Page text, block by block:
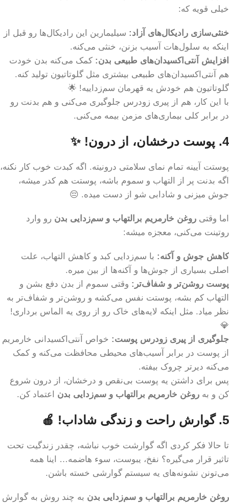
خیلی قویه که:
خنثی‌سازی رادیکال‌های آزاد: سیلیمارین این رادیکال‌ها رو قبل از
اینکه به سلول‌هات آسیب بزنن، خنثی می‌کنه.
افزایش آنتی‌اکسیدان‌های طبیعی بدن: کمک می‌کنه بدن خودت
هم آنتی‌اکسیدان‌های طبیعی بیشتری مثل گلوتاتیون تولید کنه.
گلوتاتیون هم خودش یه قهرمان سم‌زداییه! 🌟
با این کار، هم از پیری زودرس جلوگیری می‌کنی و هم بدنت رو
در برابر کلی بیماری‌های مزمن بیمه می‌کنی.
4. پوست درخشان، از درون! ✨
پوستت آیینه تمام نمای سلامتی درونیته. اگه کبدت خوب کار نکنه،
اگه بدنت پر از التهاب و سموم باشه، پوستت هم کدر میشه،
جوش میزنی و شادابی شو از دست میده. 😔
اما وقتی روغن خارمریم برالتهاب و سم‌زدایی بدن رو وارد
روتینت می‌کنی، معجزه میشه:
کاهش جوش و آکنه: با سم‌زدایی کبد و کاهش التهاب، علت
اصلی بسیاری از جوش‌ها و آکنه‌ها از بین میره.
پوست روشن‌تر و شفاف‌تر: وقتی سموم از بدن دفع بشن و
التهاب کم بشه، پوستت نفس می‌کشه و روشن‌تر و شفاف‌تر به
نظر میاد. مثل اینکه لایه‌های خاک رو از روی یه الماس برداری!
💎
جلوگیری از پیری زودرس پوست: خواص آنتی‌اکسیدانی خارمریم
از پوست در برابر آسیب‌های محیطی محافظت می‌کنه و کمک
می‌کنه دیرتر چروک بیفته.
پس برای داشتن یه پوست بی‌نقص و درخشان، از درون شروع
کن و به روغن خارمریم برالتهاب و سم‌زدایی بدن اعتماد کن.
5. گوارش راحت و زندگی شاداب! 🍎
تا حالا فکر کردی اگه گوارشت خوب نباشه، چقدر زندگیت تحت
تاثیر قرار می‌گیره؟ نفخ، یبوست، سوء هاضمه… اینا همه
می‌تونن نشونه‌های یه سیستم گوارشی خسته باشن.
روغن خارمریم برالتهاب و سم‌زدایی بدن به چند روش به گوارش